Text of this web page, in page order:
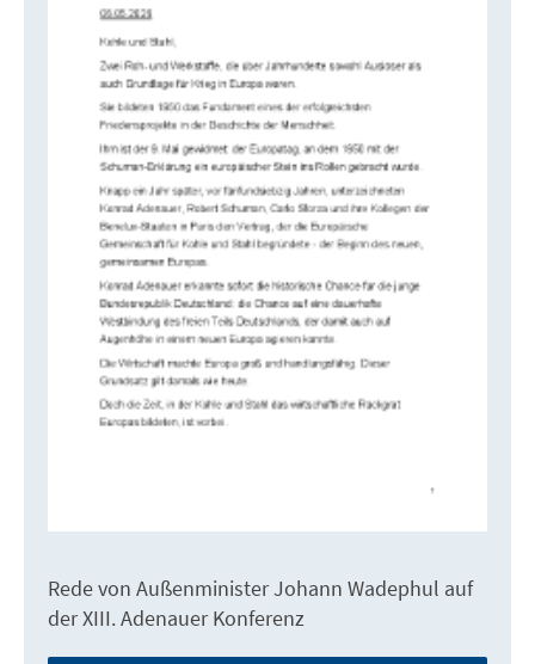
Rede von Außenminister Johann Wadephul auf
der XIII. Adenauer Konferenz